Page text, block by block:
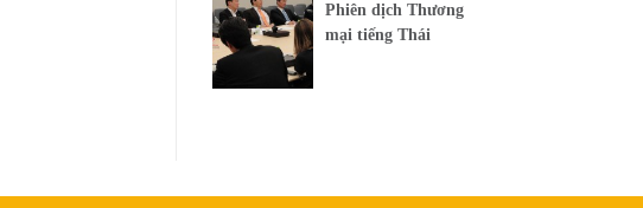
Phiên dịch Thương
mại tiếng Thái